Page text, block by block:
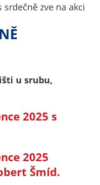
srdečně zve na akci
u srubu,
2025 s
2025
Šmíd.
tohoto důvodu
technické
cookies
nebo
Analytické
cookies nám
umožňují